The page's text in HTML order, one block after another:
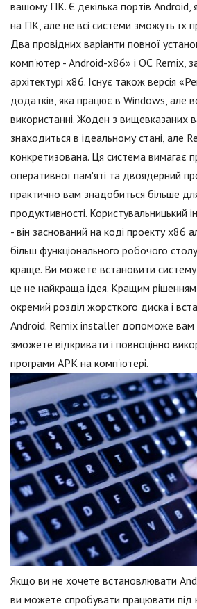
вашому ПК. Є декілька портів Android,
на ПК, але не всі системи зможуть їх
Два провідних варіанти повної
комп'ютер - Android-x86» і ОС Remix,
архітектурі x86. Існує також версія
додатків, яка працює в Windows, але
використанні. Жоден з вищевказаних
знаходиться в ідеальному стані, але
конкретизована. Ця система вимагає
оперативної пам'яті та двоядерний
практично вам знадобиться більше
продуктивності. Користувальницький
- він заснований на коді проекту x86
більш функціонального робочого
краще. Ви можете встановити
це не найкраща ідея. Кращим
окремий розділ жорсткого диска і
Android. Remix installer допоможе вам
зможете відкривати і повноцінно
програми APK на комп'ютері.
Якщо ви не хочете встановлювати
ви можете спробувати працювати під